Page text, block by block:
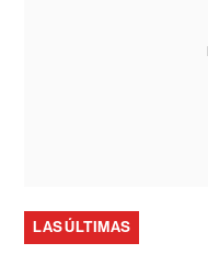
LAS ÚLTIMAS